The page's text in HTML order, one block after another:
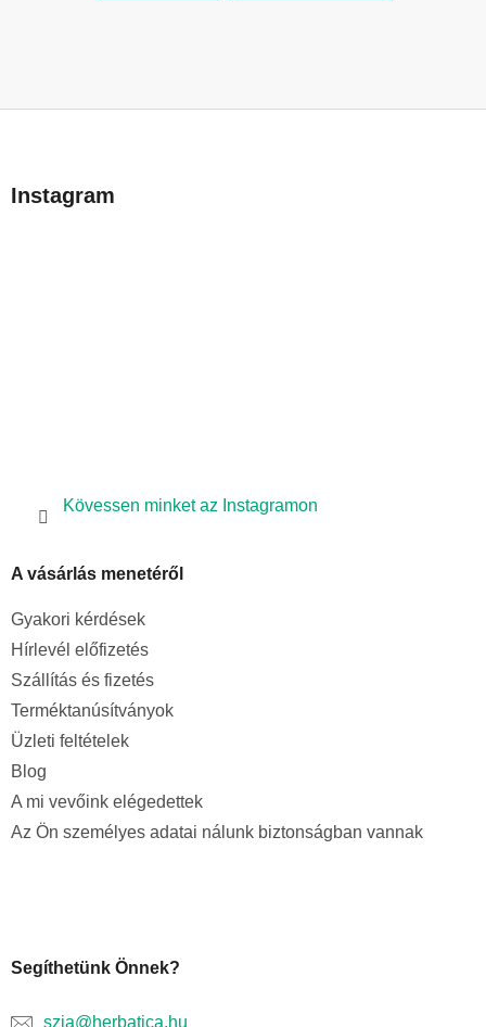
bInstagram
Kövessen minket az Instagramon
A vásárlás menetéről
Gyakori kérdések
Hírlevél előfizetés
Szállítás és fizetés
Terméktanúsítványok
Üzleti feltételek
Blog
A mi vevőink elégedettek
Az Ön személyes adatai nálunk biztonságban vannak
Segíthetünk Önnek?
szia@herbatica.hu